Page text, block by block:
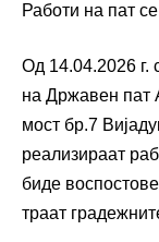
Работи на пат
Од 14.04.2026 г.
на Државен пат
мост бр.7
реализираат
биде
траат